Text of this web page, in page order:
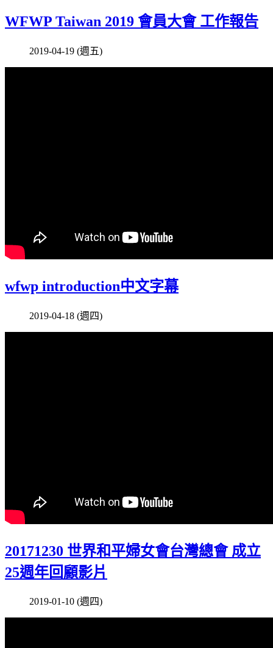
WFWP Taiwan 2019 會員大會 工作報告
2019-04-19 (週五)
wfwp introduction中文字幕
2019-04-18 (週四)
20171230 世界和平婦女會台灣總會 成立
25週年回顧影片
2019-01-10 (週四)